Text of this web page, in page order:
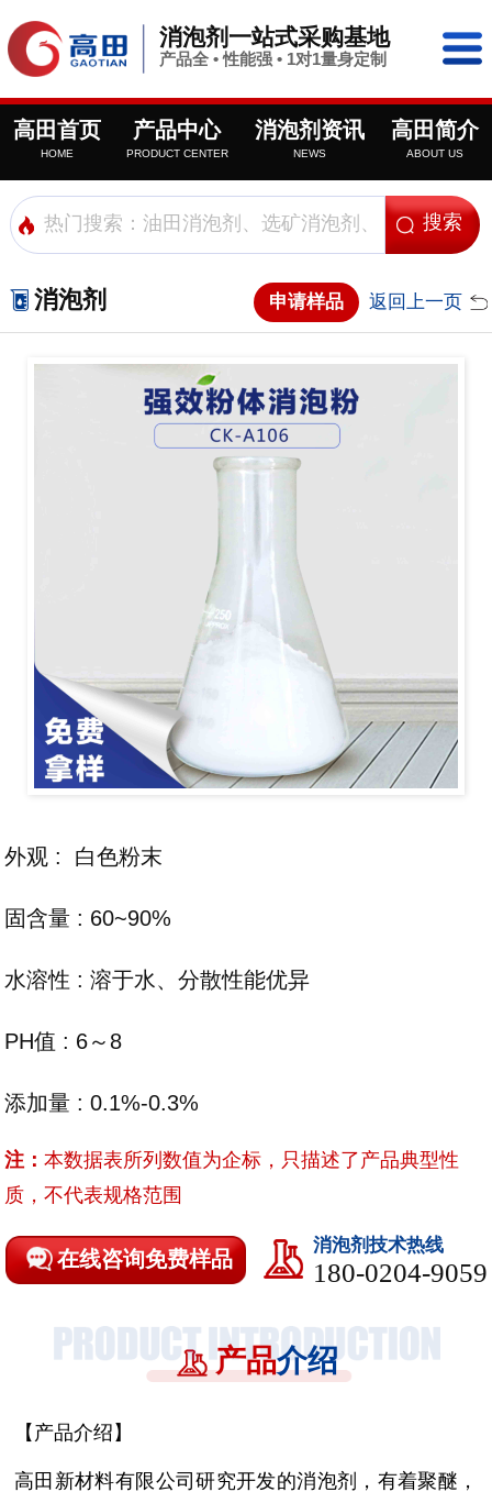
消泡剂一站式采购基地
产品全 • 性能强 • 1对1量身定制
高田首页
HOME
产品中心
PRODUCT CENTER
消泡剂资讯
NEWS
高田简介
ABOUT US
消泡剂 申请样品 返回上一页
外观 : 白色粉末
固含量 : 60~90%
水溶性 : 溶于水、分散性能优异
PH值 : 6～8
添加量 : 0.1%-0.3%
注：本数据表所列数值为企标，只描述了产品典型性
质，不代表规格范围
在线咨询免费样品
消泡剂技术热线
180-0204-9059
产品介绍
【产品介绍】
高田新材料有限公司研究开发的消泡剂，有着聚醚，